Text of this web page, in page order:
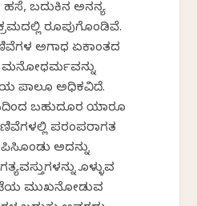
ಹಸೆ, ಬದುಕಿನ ಅನನ್ಯ
ರೂಪುಗೊಂಡಿವೆ.
ಅಗಾಧ ಏಕಾಂತದ
ಮನೋಧರ್ಮವನ್ನು
ಪಾಲೂ ಅಧಿಕವಿದೆ.
ಬಹುದೂರ ಯಾರೂ
ಪರಂಪರಾಗತ
ಅದನ್ನು
ಕೊಳ್ಳುವ
ಮುಖನೋಡುವ